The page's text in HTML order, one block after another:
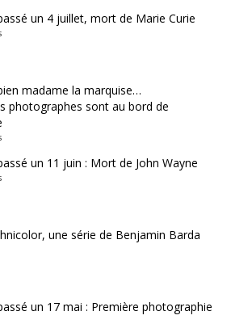
un 4 juillet, mort de Marie Curie
madame la marquise…
photographes sont au bord de
un 11 juin : Mort de John Wayne
une série de Benjamin Barda
un 17 mai : Première photographie